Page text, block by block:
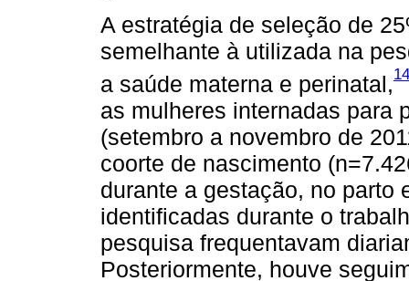
A estratégia de seleção de
semelhante à utilizada na
a saúde materna e perinatal,14
as mulheres internadas para
(setembro a novembro de
coorte de nascimento
durante a gestação, no parto
identificadas durante o
pesquisa frequentavam
Posteriormente, houve